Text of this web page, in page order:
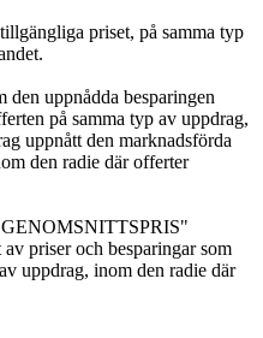
priset, på samma typ
uppnådda besparingen
på samma typ av uppdrag,
uppnått den marknadsförda
den radie där offerter
priser och besparingar som
uppdrag, inom den radie där